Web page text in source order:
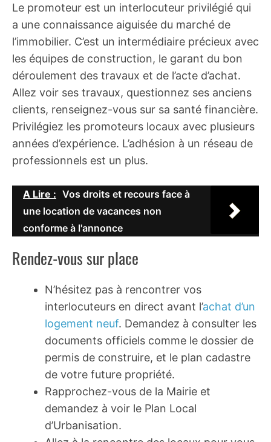
Le promoteur est un interlocuteur privilégié qui
a une connaissance aiguisée du marché de
l’immobilier. C’est un intermédiaire précieux avec
les équipes de construction, le garant du bon
déroulement des travaux et de l’acte d’achat.
Allez voir ses travaux, questionnez ses anciens
clients, renseignez-vous sur sa santé financière.
Privilégiez les promoteurs locaux avec plusieurs
années d’expérience. L’adhésion à un réseau de
professionnels est un plus.
A Lire : Vos droits et recours face à
une location de vacances non
conforme à l'annonce
Rendez-vous sur place
N’hésitez pas à rencontrer vos
interlocuteurs en direct avant l’achat d’un
logement neuf. Demandez à consulter les
documents officiels comme le dossier de
permis de construire, et le plan cadastre
de votre future propriété.
Rapprochez-vous de la Mairie et
demandez à voir le Plan Local
d’Urbanisation.